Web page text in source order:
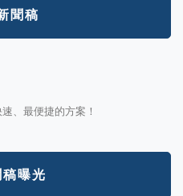
聞稿
、最便捷的方案！
曝光